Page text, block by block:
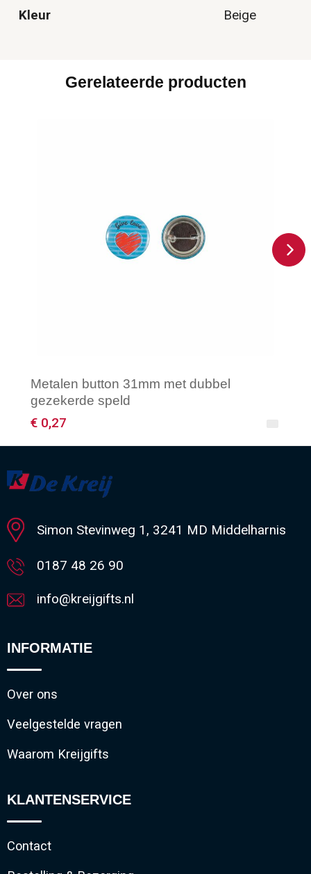
Kleur Beige
Gerelateerde producten
Metalen button 31mm met dubbel
gezekerde speld
€ 0,27
Minimale afname: 500
Simon Stevinweg 1, 3241 MD Middelharnis
0187 48 26 90
info@kreijgifts.nl
INFORMATIE
Over ons
Veelgestelde vragen
Waarom Kreijgifts
KLANTENSERVICE
Contact